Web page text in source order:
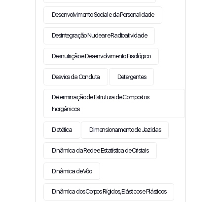
Desenvolvimento Social e da Personalidade
Desintegração Nuclear e Radioatividade
Desnutrição e Desenvolvimento Fisiológico
Desvios da Conduta Detergentes
Determinação de Estrutura de Compostos
Inorgânicos
Dietética Dimensionamento de Jazidas
Dinâmica da Rede e Estatística de Cristais
Dinâmica de Vôo
Dinâmica dos Corpos Rígidos, Elásticos e Plásticos